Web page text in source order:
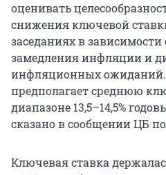
оценивать
снижения ключевой
заседаниях в
замедления инфляции и
инфляционных
предполагает среднюю
диапазоне 13,5–14,5%
сказано в сообщении ЦБ
Ключевая ставка